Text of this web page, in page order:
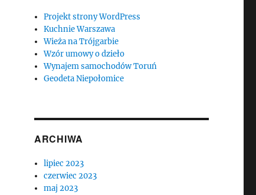
Projekt strony WordPress
Kuchnie Warszawa
Wieża na Trójgarbie
Wzór umowy o dzieło
Wynajem samochodów Toruń
Geodeta Niepołomice
ARCHIWA
lipiec 2023
czerwiec 2023
maj 2023